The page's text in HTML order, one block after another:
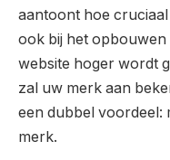
aantoont hoe
ook bij het
website hoger wordt
zal uw merk aan
een dubbel voordeel:
merk.